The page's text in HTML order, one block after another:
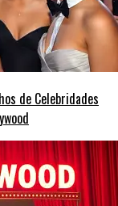
de Celebridades